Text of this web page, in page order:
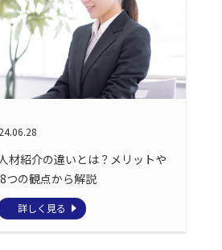
材紹介の違いとは？メリットや
つの観点から解説
詳しく見る